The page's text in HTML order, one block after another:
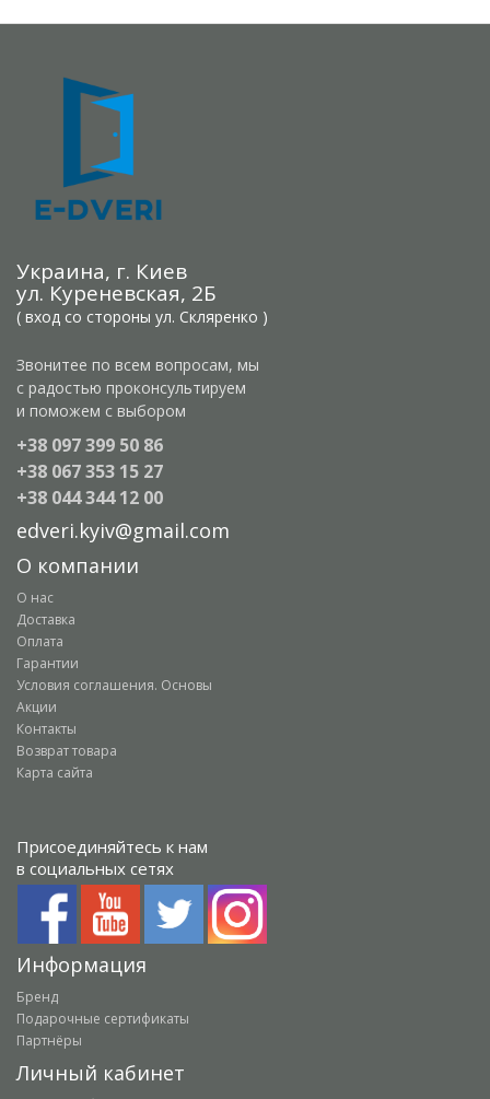
Украина, г. Киев
ул. Куреневская, 2Б
( вход со стороны ул. Скляренко )
Звонитее по всем вопросам, мы
с радостью проконсультируем
и поможем с выбором
+38 097 399 50 86
+38 067 353 15 27
+38 044 344 12 00
edveri.kyiv@gmail.com
О компании
О нас
Доставка
Оплата
Гарантии
Условия соглашения. Основы
Акции
Контакты
Возврат товара
Карта сайта
Присоединяйтесь к нам
в социальных сетях
Информация
Бренд
Подарочные сертификаты
Партнёры
Личный кабинет